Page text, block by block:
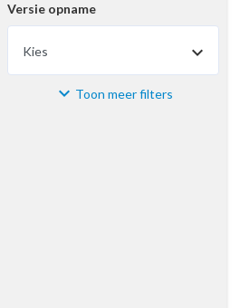
Versie opname
Kies
Materiaal Toon meer filters